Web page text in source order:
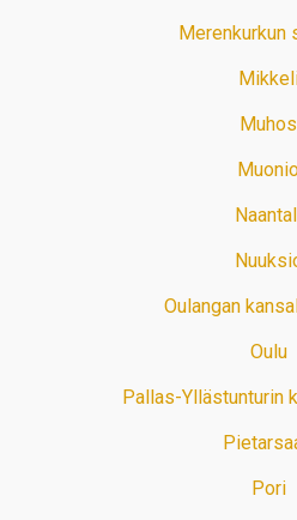
Merenkurkun
Muhos
Oulangan
Oulu
Pallas-Yllästunturin
Pori